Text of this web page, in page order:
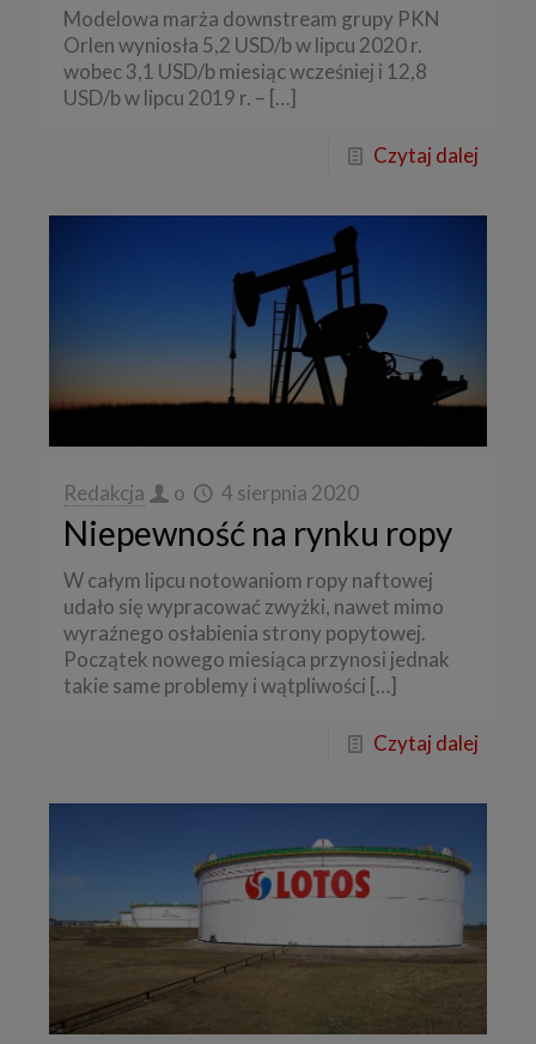
Modelowa marża downstream grupy PKN
Orlen wyniosła 5,2 USD/b w lipcu 2020 r.
wobec 3,1 USD/b miesiąc wcześniej i 12,8
USD/b w lipcu 2019 r. – […]
Czytaj dalej
Redakcja o 4 sierpnia 2020
Niepewność na rynku ropy
W całym lipcu notowaniom ropy naftowej
udało się wypracować zwyżki, nawet mimo
wyraźnego osłabienia strony popytowej.
Początek nowego miesiąca przynosi jednak
takie same problemy i wątpliwości […]
Czytaj dalej